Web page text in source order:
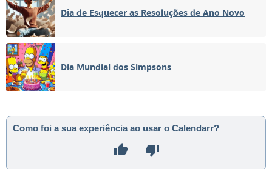
Dia de Esquecer as Resoluções de Ano Novo
Dia Mundial dos Simpsons
Como foi a sua experiência ao usar o Calendarr?